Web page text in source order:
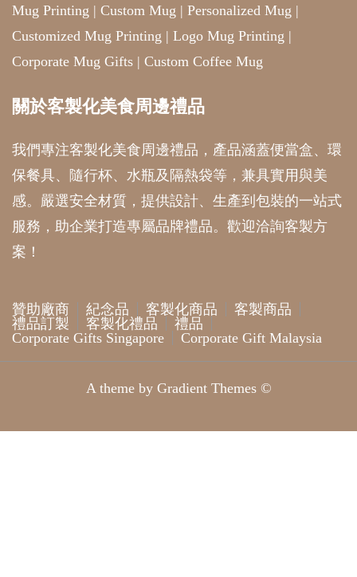
Mug Printing | Custom Mug | Personalized Mug |
Customized Mug Printing | Logo Mug Printing |
Corporate Mug Gifts | Custom Coffee Mug
關於客製化美食周邊禮品
我們專注客製化美食周邊禮品，產品涵蓋便當盒、環
保餐具、隨行杯、水瓶及隔熱袋等，兼具實用與美
感。嚴選安全材質，提供設計、生產到包裝的一站式
服務，助企業打造專屬品牌禮品。歡迎洽詢客製方
案！
贊助廠商 紀念品 客製化商品
客製商品
禮品訂製
客製化禮品
禮品
Corporate Gifts Singapore
Corporate Gift Malaysia
A theme by Gradient Themes ©